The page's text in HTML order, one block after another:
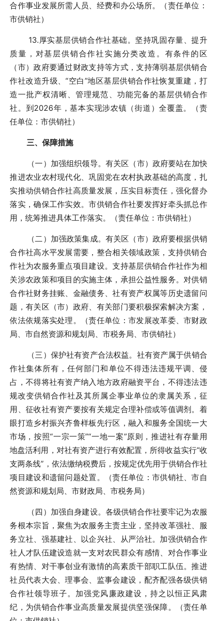
合作事业发展所需人员、经费和办公场所。（责任单位：
市供销社）
13.厚实基层供销合作社基础。坚持巩固存量、提升
质量，对基层供销合作社实施分类改造。有条件的区
（市）政府要通过财政支持等方式，支持薄弱基层供销合
作社改造升级、“空白”地区基层供销合作社恢复重建，打
造一批产权清晰、管理规范、功能完备的基层供销合作
社。到2026年，基本实现涉农镇（街道）全覆盖。（责
任单位：市供销社）
三、保障措施
（一）加强组织领导。有关区（市）政府要站在加快
推进农业农村现代化、巩固党在农村执政基础的高度，扎
实推动供销合作社高质量发展，压实目标责任，强化督办
落实，确保工作实效。市供销合作社要发挥好牵头抓总作
用，统筹推进具体工作落实。（责任单位：市供销社）
（二）加强政策集成。有关区（市）政府要根据供销
合作社高水平发展需要，整合相关领域政策，支持供销合
作社为农服务重点项目建设。支持基层供销合作社作为相
关涉农政策和项目的实施主体，承担公益性服务。对供销
合作社财务挂账、金融债务、社有资产权属等历史遗留问
题，有关区（市）政府、有关部门要积极探索解决方案，
依法依规落实处理。（责任单位：市发展改革委、市财政
局、市自然资源和规划局、市税务局、市供销社）
（三）保护社有资产合法权益。社有资产属于供销合
作社集体所有，任何部门和单位不得违法违规平调、侵
占，不得将社有资产纳入地方政府融资平台，不得违法违
规改变供销合作社及其所属企事业单位的隶属关系，征
用、征收社有资产要按有关规定合理补偿或等值调剂。着
眼打造乡村振兴齐鲁样板先行区，融入和服务全国统一大
市场，按照“一宗一策”“一地一案”原则，推进社有存量用
地盘活利用，对社有资产进行有效配置，所得收益实行“收
支两条线”，依法缴纳税费后，按规定优先用于供销合作社
项目建设和遗留问题处置。（责任单位：市供销社、市自
然资源和规划局、市财政局、市税务局）
（四）加强自身建设。各级供销合作社要牢记为农服
务根本宗旨，聚焦为农服务主责主业，坚持改革强社、服
务立社、强基建社、以企兴社、从严治社。加强供销合作
社人才队伍建设造就一支对农民群众有感情、对合作事业
有热情、对干事创业有激情的高素质干部职工队伍。推进
社员代表大会、理事会、监事会建设，配齐配强各级供销
合作社领导班子。加强党风廉政建设，持之以恒正风肃
纪，为供销合作事业高质量发展提供坚强保障。（责任单